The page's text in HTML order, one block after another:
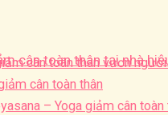
cân toàn thân tại nhà
cân toàn thân vươn
cân toàn thân
– Yoga giảm cân toàn